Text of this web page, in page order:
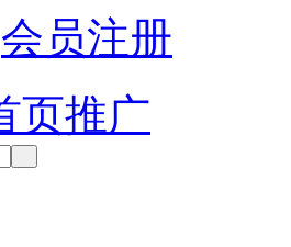
会员注册
页推广